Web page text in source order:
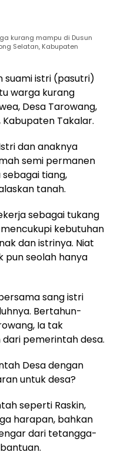
kurang mampu di Dusun
Selatan, Kabupaten
suami istri (pasutri)
warga kurang
Desa Tarowang,
Takalar.
dan anaknya
semi permanen
tiang,
tanah.
sebagai tukang
kebutuhan
dan istrinya. Niat
pun seolah hanya
sang istri
Bertahun-
Ia tak
pemerintah desa.
Desa dengan
untuk desa?
seperti Raskin,
harapan, bahkan
dari tetangga-